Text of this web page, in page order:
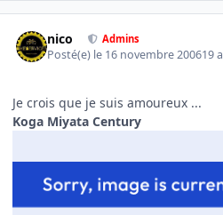
nico Admins
Posté(e) le 16 novembre 200619 a
Je crois que je suis amoureux ...
Koga Miyata Century